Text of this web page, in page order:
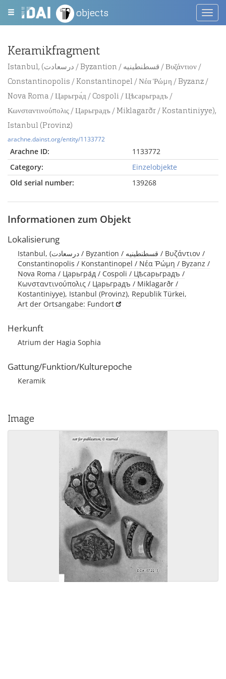
objects
Keramikfragment
Istanbul, (درسعادت / Byzantion / قسطنطينيه / Βυζάντιον /
Constantinopolis / Konstantinopel / Νέα Ῥώμη / Byzanz /
Nova Roma / Царьгра́д / Cospoli / Цѣсарьградъ /
Κωνσταντινούπολις / Царьградъ / Miklagarðr / Kostantiniyye),
Istanbul (Provinz)
arachne.dainst.org/entity/1133772
Arachne ID:
1133772
Category:
Einzelobjekte
Old serial number:
139268
Informationen zum Objekt
Lokalisierung
Istanbul, (درسعادت / Byzantion / قسطنطينيه / Βυζάντιον /
Constantinopolis / Konstantinopel / Νέα Ῥώμη / Byzanz /
Nova Roma / Царьгра́д / Cospoli / Цѣсарьградъ /
Κωνσταντινούπολις / Царьградъ / Miklagarðr /
Kostantiniyye), Istanbul (Provinz), Republik Türkei,
Art der Ortsangabe: Fundort
Herkunft
Atrium der Hagia Sophia
Gattung/Funktion/Kulturepoche
Keramik
Image